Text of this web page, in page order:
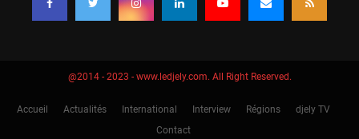
@2014 - 2023 - www.ledjely.com. All Right Reserved.
Accueil Actualités International Interview Régions
djely TV
Contact